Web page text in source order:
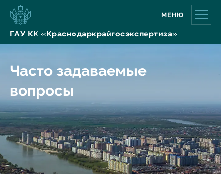
ГАУ КК «Краснодаркрайгосэкспертиза»
МЕНЮ
Часто задаваемые
вопросы